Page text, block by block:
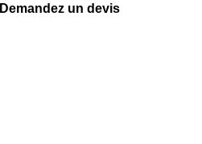
Demandez un devis